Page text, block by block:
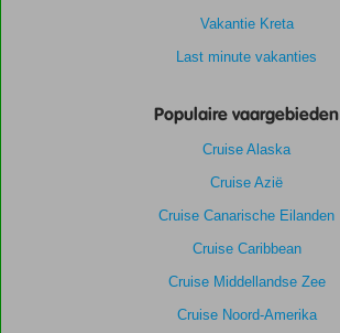
Vakantie Kreta
Last minute vakanties
Populaire vaargebieden
Cruise Alaska
Cruise Azië
Cruise Canarische Eilanden
Cruise Caribbean
Cruise Middellandse Zee
Cruise Noord-Amerika